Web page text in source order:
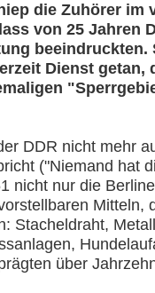
die Zuhörer im
von 25 Jahren
Dienst getan,
DDR nicht mehr
("Niemand hat
nicht nur die
Mitteln,
Stacheldraht,
über